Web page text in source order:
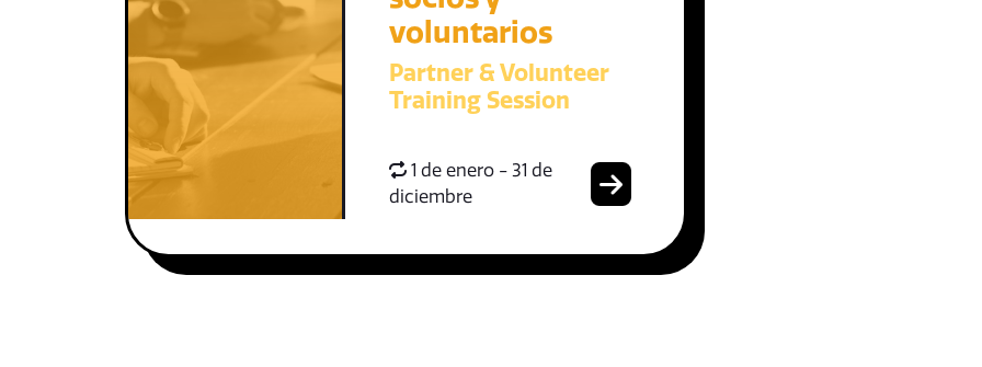
voluntarios
Partner & Volunteer
Training Session
1 de enero - 31 de
diciembre